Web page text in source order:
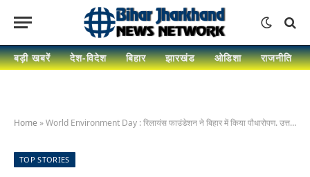
बड़ी खबरें देश-विदेश बिहार झारखंड ओडिशा राजनीति
Home »World Environment Day : रिलायंस फाउंडेशन ने बिहार में किया पौधारोपण. उत्तर बिहार और सीमांचल के 04 जिलों में चला अभियान
TOP STORIES